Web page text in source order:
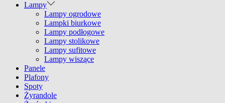
Lampy
Lampy ogrodowe
Lampki biurkowe
Lampy podłogowe
Lampy stolikowe
Lampy sufitowe
Lampy wiszące
Panele
Plafony
Spoty
Żyrandole